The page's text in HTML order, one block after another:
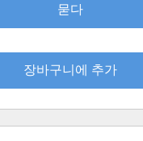
묻다
장바구니에 추가